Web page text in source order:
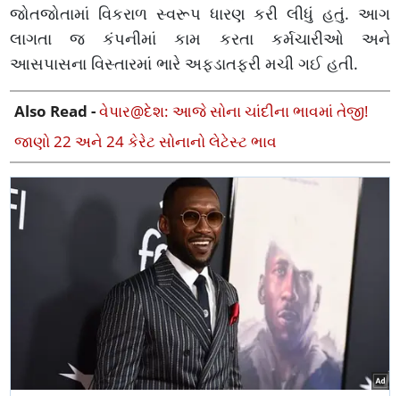
જોતજોતામાં વિકરાળ સ્વરૂપ ધારણ કરી લીધું હતું. આગ
લાગતા જ કંપનીમાં કામ કરતા કર્મચારીઓ અને
આસપાસના વિસ્તારમાં ભારે અફડાતફરી મચી ગઈ હતી.
Also Read -વેપાર@દેશ: આજે સોના ચાંદીના ભાવમાં તેજી!
જાણો 22 અને 24 કેરેટ સોનાનો લેટેસ્ટ ભાવ